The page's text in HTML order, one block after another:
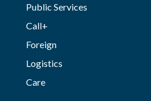
Public Services
Call+
Foreign
Logistics
Care